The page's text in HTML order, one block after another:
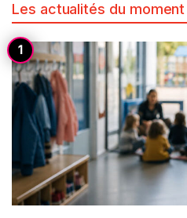
Les actualités du moment